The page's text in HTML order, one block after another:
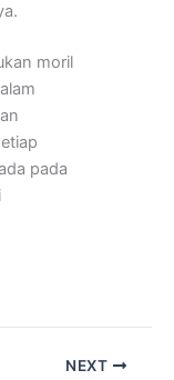
moril
pada
NEXT